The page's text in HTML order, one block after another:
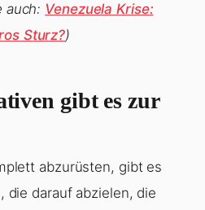
auch: Venezuela Krise:
Sturz?)
gibt es zur
abzurüsten, gibt es
die darauf abzielen, die